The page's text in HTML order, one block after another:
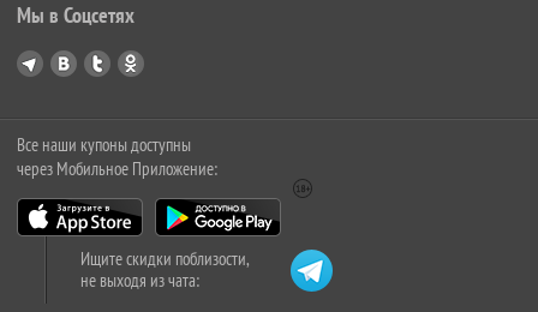
Мы в Соцсетях
Все наши купоны доступны
через Мобильное Приложение:
Ищите скидки поблизости,
не выходя из чата: